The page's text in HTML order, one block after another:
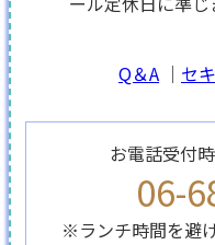
Q＆A ｜ セ
お電話受付
06-
※ランチ時間を避